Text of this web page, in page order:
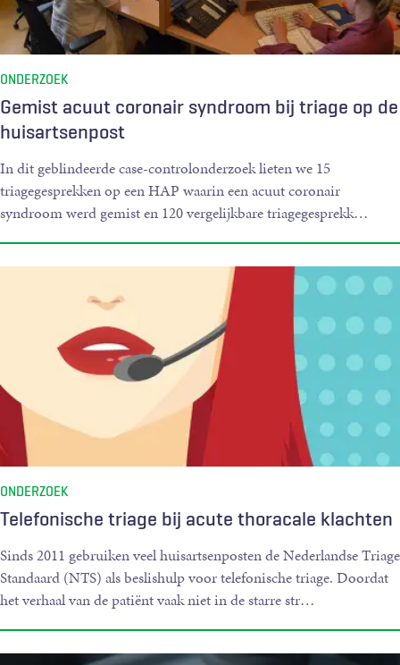
Gemist acuut coronair syndroom bij triage op de
huisartsenpost
ONDERZOEK
In dit geblindeerde case-controlonderzoek lieten we 15
triagegesprekken op een HAP waarin een acuut coronair
syndroom werd gemist en 120 vergelijkbare triagegesprekk…
Telefonische triage bij acute thoracale klachten
ONDERZOEK
Sinds 2011 gebruiken veel huisartsenposten de Nederlandse Triage
Standaard (NTS) als beslishulp voor telefonische triage. Doordat
het verhaal van de patiënt vaak niet in de starre str…